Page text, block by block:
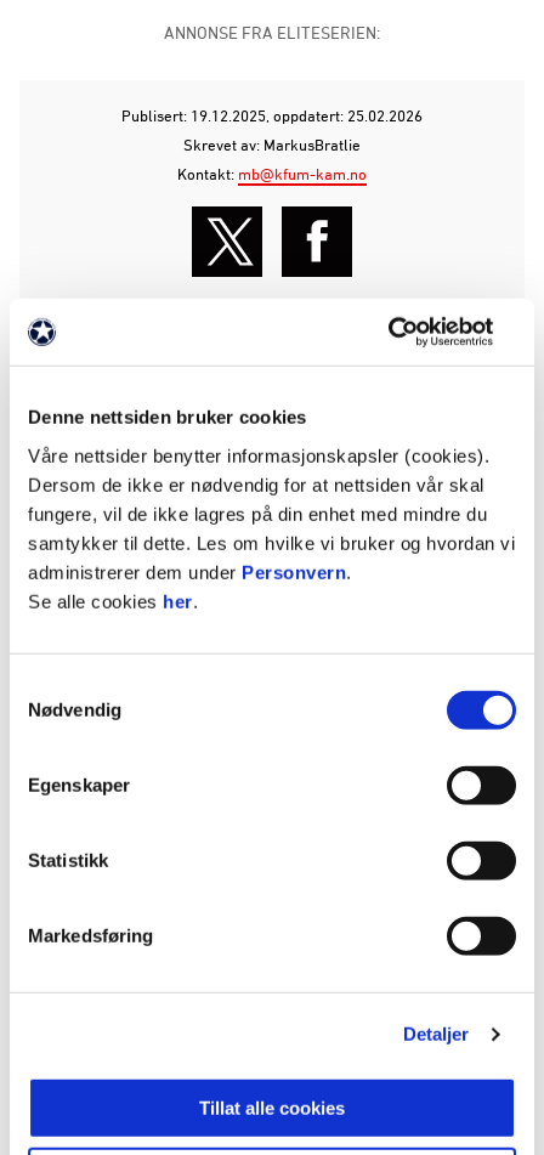
Denne nettsiden bruker cookies
Våre nettsider benytter informasjonskapsler (cookies).
Dersom de ikke er nødvendig for at nettsiden vår skal
fungere, vil de ikke lagres på din enhet med mindre du
samtykker til dette. Les om hvilke vi bruker og hvordan vi
administrerer dem under Personvern.
Se alle cookies her.
Nødvendig
Egenskaper
Statistikk
Markedsføring
Detaljer
Tillat alle cookies
ANNONSE FRA ELITESERIEN:
Publisert: 19.12.2025 , oppdatert: 25.02.2026
Skrevet av: MarkusBratlie
Kontakt: mb@kfum-kam.no
FLERE NYHETER
- PÅ TIDE MED EN BORTESEIER
02. aug. 2026
PERFEKT PUNKTUM PÅ FESTUKE